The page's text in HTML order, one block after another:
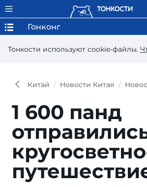
Тонкости используют сookie-файлы.
Гонконг
Китай Новости Китая
1 600 панд